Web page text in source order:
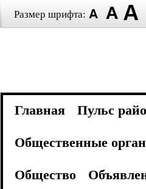
Размер шрифта:
Главная Пульс
Общественные
Общество